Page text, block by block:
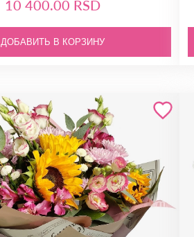
10 400.00 RSD
ДОБАВИТЬ В КОРЗИНУ